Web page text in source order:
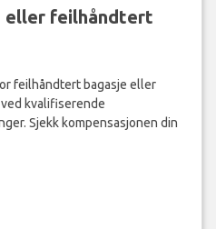
feilhåndtert
feilhåndtert bagasje eller
kvalifiserende
Sjekk kompensasjonen din